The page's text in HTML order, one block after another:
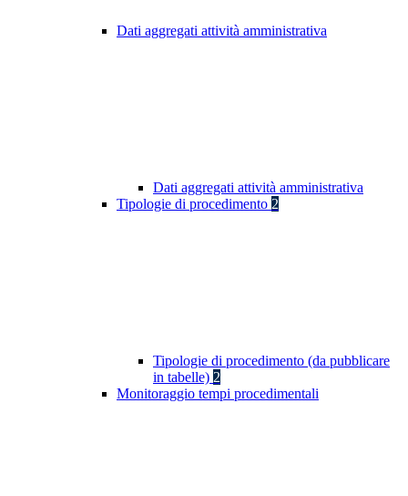
Dati aggregati attività amministrativa
Dati aggregati attività amministrativa
Tipologie di procedimento 2
Tipologie di procedimento (da pubblicare
in tabelle) 2
Monitoraggio tempi procedimentali